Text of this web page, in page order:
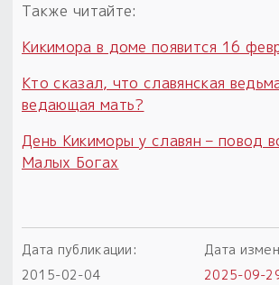
Также читайте:
Кикимора в доме появится 16
Кто сказал, что славянская
ведающая мать?
День Кикиморы у славян – повод
Малых Богах
Дата публикации:
2015-02-04
Дата
2025-09-